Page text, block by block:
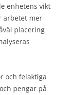
enhetens vikt
arbetet mer
placering
och felaktiga
pengar på